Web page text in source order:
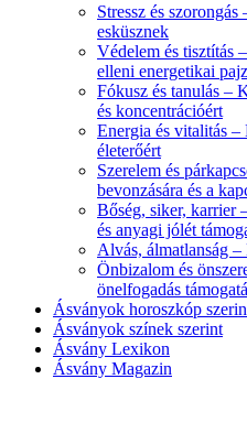
Stressz és
esküsznek
Védelem és tisztítás
elleni energetikai
Fókusz és tanulás –
és koncentrációért
Energia és vitalitás
életerőért
Szerelem és
bevonzására és a
Bőség, siker, karrier
és anyagi jólét
Alvás, álmatlanság
Önbizalom és
önelfogadás
Ásványok horoszkóp
Ásványok színek szerint
Ásvány Lexikon
Ásvány Magazin